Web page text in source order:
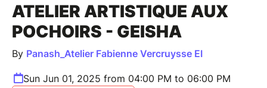
ATELIER ARTISTIQUE AUX
POCHOIRS - GEISHA
By Panash_Atelier Fabienne Vercruysse EI
Sun Jun 01, 2025 from 04:00 PM to 06:00 PM